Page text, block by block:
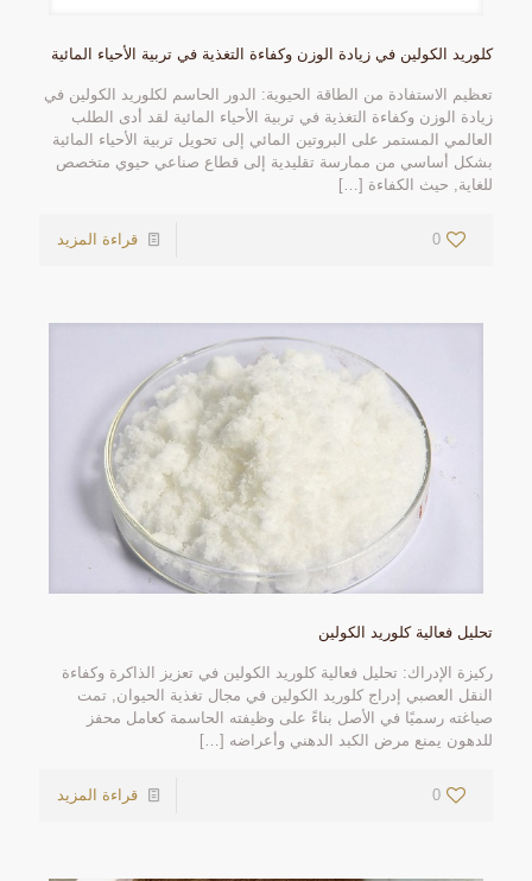
كلوريد الكولين في زيادة الوزن وكفاءة التغذية في تربية الأحياء المائية
تعظيم الاستفادة من الطاقة الحيوية: الدور الحاسم لكلوريد الكولين في
زيادة الوزن وكفاءة التغذية في تربية الأحياء المائية لقد أدى الطلب
العالمي المستمر على البروتين المائي إلى تحويل تربية الأحياء المائية
بشكل أساسي من ممارسة تقليدية إلى قطاع صناعي حيوي متخصص
للغاية, حيث الكفاءة […]
0 قراءة المزيد
تحليل فعالية كلوريد الكولين
ركيزة الإدراك: تحليل فعالية كلوريد الكولين في تعزيز الذاكرة وكفاءة
النقل العصبي إدراج كلوريد الكولين في مجال تغذية الحيوان, تمت
صياغته رسميًا في الأصل بناءً على وظيفته الحاسمة كعامل محفز
للدهون يمنع مرض الكبد الدهني وأعراضه […]
0 قراءة المزيد